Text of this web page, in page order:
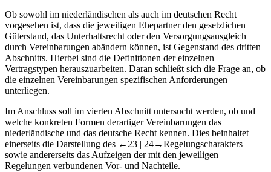
Ob sowohl im niederländischen als auch im deutschen Recht
vorgesehen ist, dass die jeweiligen Ehepartner den gesetzlichen
Güterstand, das Unterhaltsrecht oder den Versorgungsausgleich
durch Vereinbarungen abändern können, ist Gegenstand des dritten
Abschnitts. Hierbei sind die Definitionen der einzelnen
Vertragstypen herauszuarbeiten. Daran schließt sich die Frage an, ob
die einzelnen Vereinbarungen spezifischen Anforderungen
unterliegen.
Im Anschluss soll im vierten Abschnitt untersucht werden, ob und
welche konkreten Formen derartiger Vereinbarungen das
niederländische und das deutsche Recht kennen. Dies beinhaltet
einerseits die Darstellung des ←23 | 24→Regelungscharakters
sowie andererseits das Aufzeigen der mit den jeweiligen
Regelungen verbundenen Vor- und Nachteile.